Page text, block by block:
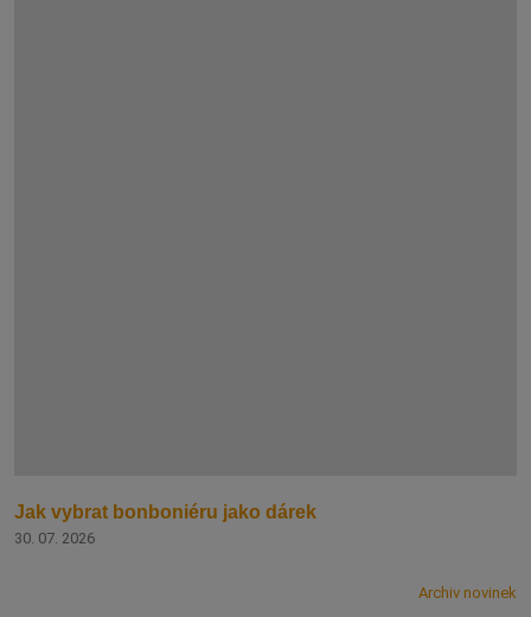
Jak vybrat bonboniéru jako dárek
30. 07. 2026
Archiv novinek